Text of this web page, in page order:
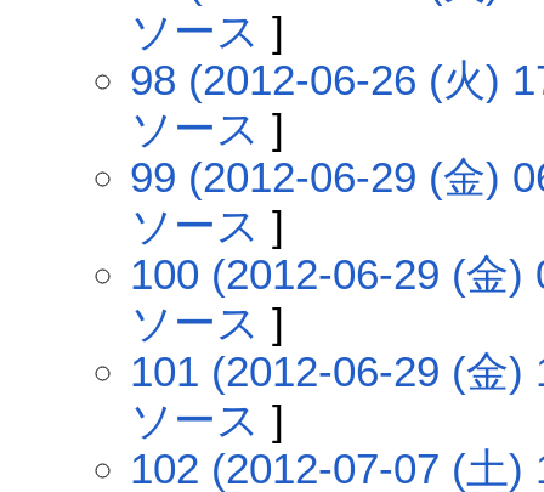
ソース ]
98 (2012-06-26 (火)
ソース ]
99 (2012-06-29 (金)
ソース ]
100 (2012-06-29 (金)
ソース ]
101 (2012-06-29 (金)
ソース ]
102 (2012-07-07 (土)